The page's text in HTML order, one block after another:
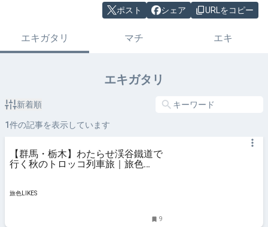
ポスト シェア URLをコピー
エキガタリ マチ エキ
エキガタリ
新着順
1件の記事を表示しています
【群馬・栃木】わたらせ渓谷鐵道で
行く秋のトロッコ列車旅｜旅色
旅色LIKES
9